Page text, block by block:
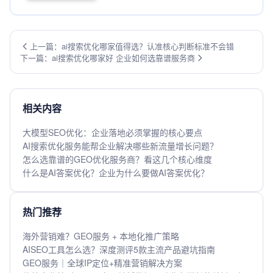
上一篇：ai搜索优化哪家值得选？认准核心判断标准不会错
下一篇：ai搜索优化哪家好 企业如何选靠谱服务商
相关内容
大模型SEO优化：企业落地必须掌握的核心要点
AI搜索优化服务能帮企业解决哪些新流量增长问题？
怎么选靠谱的GEO优化服务商？看这几个核心维度
什么是AI答案优化？企业为什么要做AI答案优化？
热门推荐
海外营销难？GEO服务 + 本地化推广策略
AISEO工具怎么选？深度测评5款主流产品避坑指南
GEO服务｜全球IP定位+精准营销解决方案